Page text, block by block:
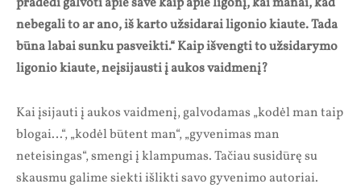
nebegali to ar ano, iš karto užsidarai ligonio kiaute. Tada
būna labai sunku pasveikti.“ Kaip išvengti to užsidarymo
ligonio kiaute, neįsijausti į aukos vaidmenį?
Kai įsijauti į aukos vaidmenį, galvodamas „kodėl man taip
blogai…“, „kodėl būtent man“, „gyvenimas man
neteisingas“, smengi į klampumas. Tačiau susidūrę su
skausmu galime siekti išlikti savo gyvenimo autoriai.